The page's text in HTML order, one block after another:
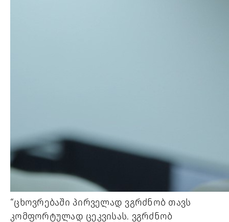
“ცხოვრებაში პირველად ვგრძნობ თავს
კომფორტულად ცეკვისას. ვგრძნობ